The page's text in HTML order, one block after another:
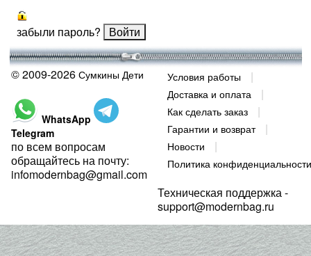
забыли пароль?
© 2009-2026 Сумкины Дети
WhatsApp
Telegram
по всем вопросам
обращайтесь на почту:
infomodernbag@gmail.com
Условия работы
Доставка и оплата
Как сделать заказ
Гарантии и возврат
Новости
Политика конфиденциальности
Техническая поддержка -
support@modernbag.ru